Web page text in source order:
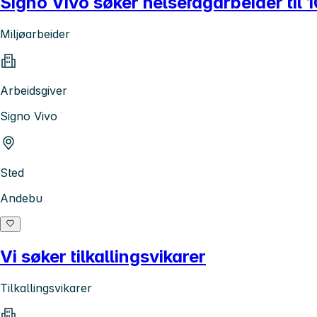
Miljøarbeider
Arbeidsgiver
Signo Vivo
Sted
Andebu
Vi søker tilkallingsvikarer
Tilkallingsvikarer